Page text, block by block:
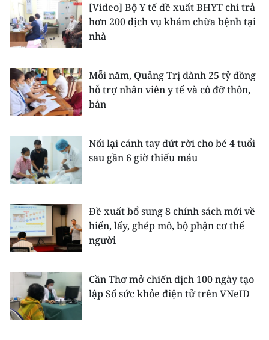
[Video] Bộ Y tế đề xuất BHYT chi trả
hơn 200 dịch vụ khám chữa bệnh tại
nhà
Mỗi năm, Quảng Trị dành 25 tỷ đồng
hỗ trợ nhân viên y tế và cô đỡ thôn,
bản
Nối lại cánh tay đứt rời cho bé 4 tuổi
sau gần 6 giờ thiếu máu
Đề xuất bổ sung 8 chính sách mới về
hiến, lấy, ghép mô, bộ phận cơ thể
người
Cần Thơ mở chiến dịch 100 ngày tạo
lập Sổ sức khỏe điện tử trên VNeID